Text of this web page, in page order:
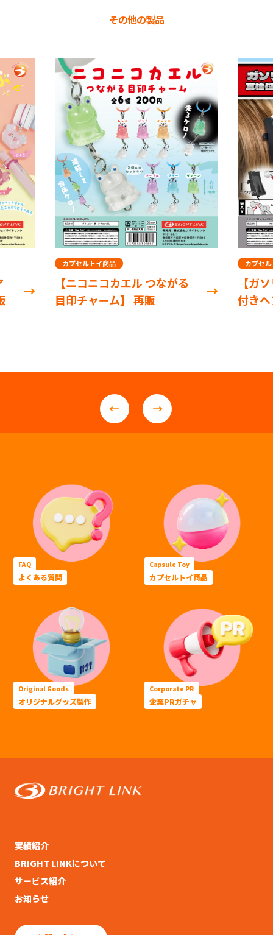
その他の製品
カプセルトイ商品
【ニコニコカエル つながる
目印チャーム】 再販
カプセ
【ガ
付き
FAQ
よくある質問
Capsule Toy
カプセルトイ商品
Original Goods
オリジナルグッズ製作
Corporate PR
企業PRガチャ
実績紹介
BRIGHT LINKについて
サービス紹介
お知らせ